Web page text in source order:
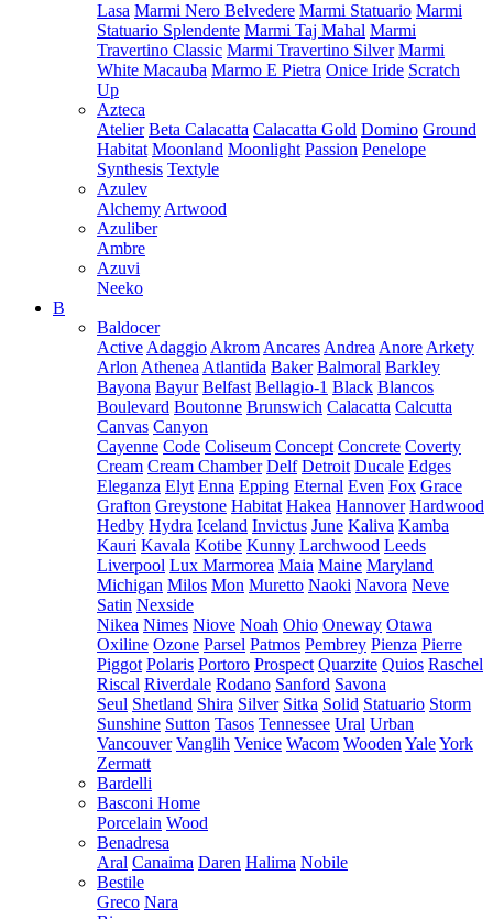
Lasa Marmi Nero Belvedere Marmi Statuario Marmi
Statuario Splendente Marmi Taj Mahal Marmi
Travertino Classic Marmi Travertino Silver Marmi
White Macauba Marmo E Pietra Onice Iride Scratch
Up
Azteca
Atelier Beta Calacatta Calacatta Gold Domino Ground
Habitat Moonland Moonlight Passion Penelope
Synthesis Textyle
Azulev
Alchemy Artwood
Azuliber
Ambre
Azuvi
Neeko
B
Baldocer
Active Adaggio Akrom Ancares Andrea Anore Arkety
Arlon Athenea Atlantida Baker Balmoral Barkley
Bayona Bayur Belfast Bellagio-1 Black Blancos
Boulevard Boutonne Brunswich Calacatta Calcutta
Canvas Canyon
Cayenne Code Coliseum Concept Concrete Coverty
Cream Cream Chamber Delf Detroit Ducale Edges
Eleganza Elyt Enna Epping Eternal Even Fox Grace
Grafton Greystone Habitat Hakea Hannover Hardwood
Hedby Hydra Iceland Invictus June Kaliva Kamba
Kauri Kavala Kotibe Kunny Larchwood Leeds
Liverpool Lux Marmorea Maia Maine Maryland
Michigan Milos Mon Muretto Naoki Navora Neve
Satin Nexside
Nikea Nimes Niove Noah Ohio Oneway Otawa
Oxiline Ozone Parsel Patmos Pembrey Pienza Pierre
Piggot Polaris Portoro Prospect Quarzite Quios Raschel
Riscal Riverdale Rodano Sanford Savona
Seul Shetland Shira Silver Sitka Solid Statuario Storm
Sunshine Sutton Tasos Tennessee Ural Urban
Vancouver Vanglih Venice Wacom Wooden YaleYork
Zermatt
Bardelli
Basconi Home
Porcelain Wood
Benadresa
Aral Canaima Daren Halima Nobile
Bestile
Greco Nara